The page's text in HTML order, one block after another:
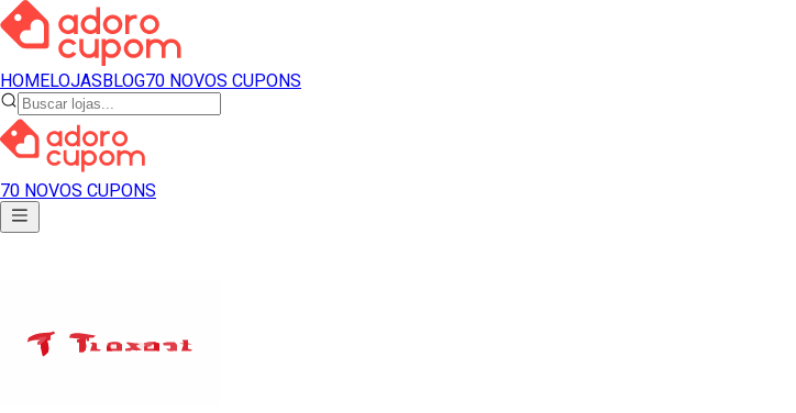
HOMELOJASBLOG70 NOVOS CUPONS
70 NOVOS CUPONS